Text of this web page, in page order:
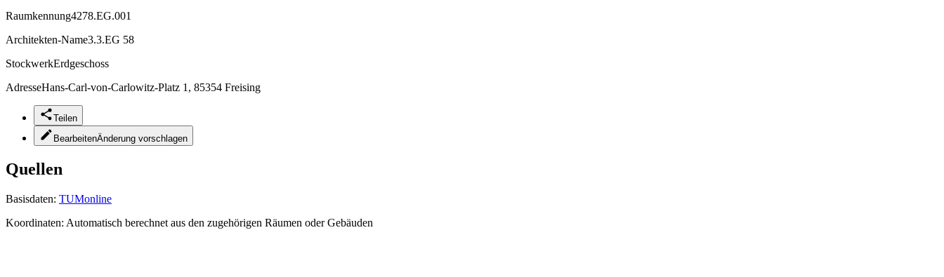
Raumkennung4278.EG.001
Architekten-Name3.3.EG 58
StockwerkErdgeschoss
AdresseHans-Carl-von-Carlowitz-Platz 1, 85354 Freising
Teilen
BearbeitenÄnderung vorschlagen
Quellen
Basisdaten: TUMonline
Koordinaten: Automatisch berechnet aus den zugehörigen Räumen oder Gebäuden